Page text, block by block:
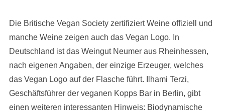
Die Britische Vegan Society zertifiziert Weine offiziell und
manche Weine zeigen auch das Vegan Logo. In
Deutschland ist das Weingut Neumer aus Rheinhessen,
nach eigenen Angaben, der einzige Erzeuger, welches
das Vegan Logo auf der Flasche führt. Ilhami Terzi,
Geschäftsführer der veganen Kopps Bar in Berlin, gibt
einen weiteren interessanten Hinweis: Biodynamische